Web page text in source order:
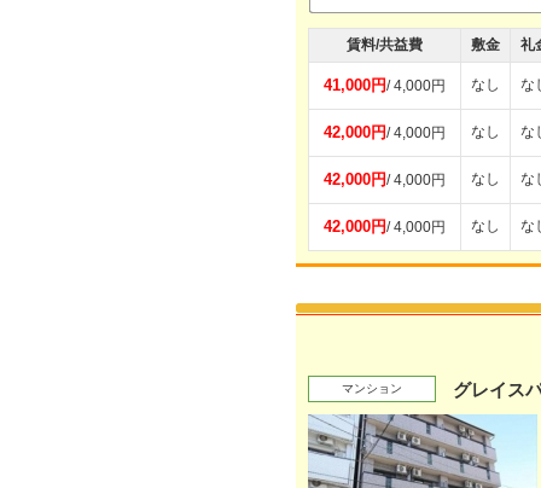
賃料/共益費 敷金 礼
41,000円/ 4,000円 なし な
42,000円/ 4,000円 なし な
42,000円/ 4,000円 なし な
42,000円/ 4,000円 なし な
マンション グレイス